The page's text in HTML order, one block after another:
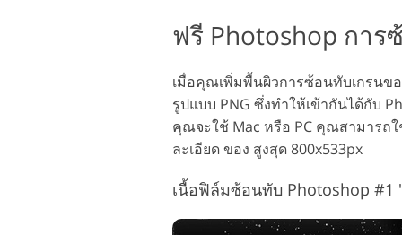
บริการแก้ไขภาพงานแต่งงาน
ที่ตั้งไว้ล่วงหน้า Lightroom
LR ทั้งชุด
พรีเซ็ตข้อเสนอที่ดีที่สุด
คอลเลกชันมือถือ
โอ
ทั้ง
ฟรี Photoshop กา
เมื่อคุณเพิ่มพื้นผิวการซ้อนทับเกรน
รูปแบบ PNG ซึ่งทำให้เข้ากันได้กับ
คุณจะใช้ Mac หรือ PC คุณสามารถ
ละเอียด ของ สูงสุด 800x533px
เนื้อฟิล์มซ้อนทับ Photoshop #1